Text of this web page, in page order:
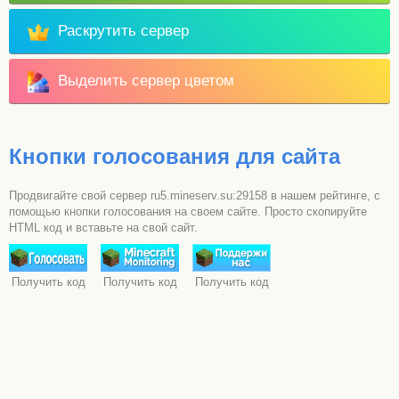
Раскрутить сервер
Выделить сервер цветом
Кнопки голосования для сайта
Продвигайте свой сервер ru5.mineserv.su:29158 в нашем рейтинге, с
помощью кнопки голосования на своем сайте. Просто скопируйте
HTML код и вставьте на свой сайт.
Получить код Получить код Получить код